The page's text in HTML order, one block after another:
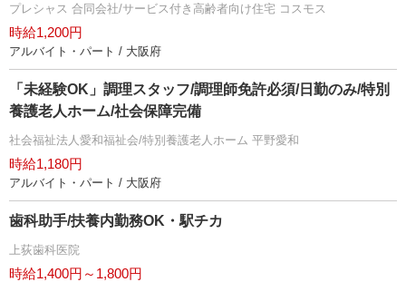
プレシャス 合同会社/サービス付き高齢者向け住宅 コスモス
時給1,200円
アルバイト・パート / 大阪府
「未経験OK」調理スタッフ/調理師免許必須/日勤のみ/特別
養護老人ホーム/社会保障完備
社会福祉法人愛和福祉会/特別養護老人ホーム 平野愛和
時給1,180円
アルバイト・パート / 大阪府
歯科助手/扶養内勤務OK・駅チカ
上荻歯科医院
時給1,400円～1,800円